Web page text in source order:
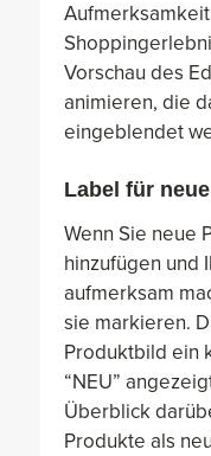
Vorschau des
animieren, die
eingeblendet
Label für
Wenn Sie neue
hinzufügen und
aufmerksam
sie markieren.
Produktbild ein
“NEU”
Überblick
Produkte als